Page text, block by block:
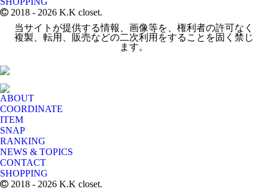
2018 - 2026 K.K closet.
当サイトが提供する情報、画像等を、権利者の許可なく
複製、転用、販売などの二次利用をすることを固く禁じ
ます。
ABOUT
COORDINATE
ITEM
SNAP
RANKING
NEWS & TOPICS
CONTACT
SHOPPING
2018 - 2026 K.K closet.